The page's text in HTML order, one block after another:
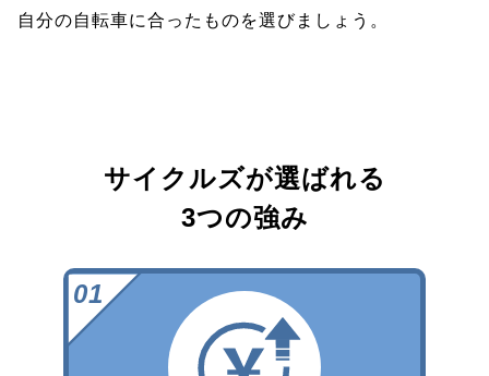
自分の自転車に合ったものを選びましょう。
サイクルズが選ばれる
3つの強み